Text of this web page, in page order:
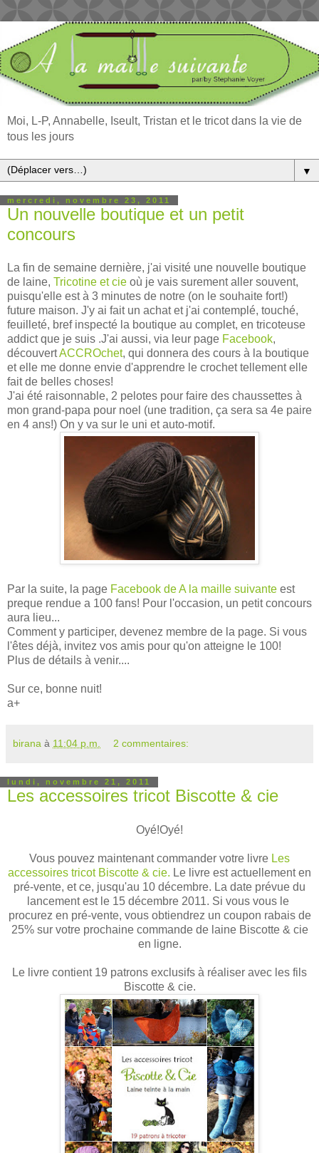
Moi, L-P, Annabelle, Iseult, Tristan et le tricot dans la vie de
tous les jours
▼
mercredi, novembre 23, 2011
Un nouvelle boutique et un petit
concours
La fin de semaine dernière, j'ai visité une nouvelle boutique
de laine, Tricotine et cie où je vais surement aller souvent,
puisqu'elle est à 3 minutes de notre (on le souhaite fort!)
future maison. J'y ai fait un achat et j'ai contemplé, touché,
feuilleté, bref inspecté la boutique au complet, en tricoteuse
addict que je suis .J'ai aussi, via leur page Facebook,
découvertACCROchet, qui donnera des cours à la boutique
et elle me donne envie d'apprendre le crochet tellement elle
fait de belles choses!
J'ai été raisonnable, 2 pelotes pour faire des chaussettes à
mon grand-papa pour noel (une tradition, ça sera sa 4e paire
en 4 ans!) On y va sur le uni et auto-motif.
Par la suite, la page Facebook de A la maille suivante est
preque rendue a 100 fans! Pour l'occasion, un petit concours
aura lieu...
Comment y participer, devenez membre de la page. Si vous
l'êtes déjà, invitez vos amis pour qu'on atteigne le 100!
Plus de détails à venir....
Sur ce, bonne nuit!
a+
birana à 11:04 p.m. 2 commentaires:
lundi, novembre 21, 2011
Les accessoires tricot Biscotte & cie
Oyé!Oyé!
Vous pouvez maintenant commander votre livre Les
accessoires tricot Biscotte & cie. Le livre est actuellement en
pré-vente, et ce, jusqu'au 10 décembre. La date prévue du
lancement est le 15 décembre 2011. Si vous vous le
procurez en pré-vente, vous obtiendrez un coupon rabais de
25% sur votre prochaine commande de laine Biscotte & cie
en ligne.
Le livre contient 19 patrons exclusifs à réaliser avec les fils
Biscotte & cie.